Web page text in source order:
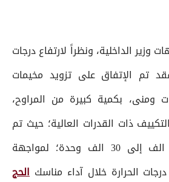
وزير الداخلية، ونظراً لارتفاع درجات
تم الإتفاق على تزويد مخيمات
ومنى، بكمية كبيرة من المراوح،
ذات القدرات العالية؛ حيث تم
رفع قدراتها من 24 الف إلى 30 الف وحدة؛ لمواجهة
الحرارة خلال آداء مناسك الحج